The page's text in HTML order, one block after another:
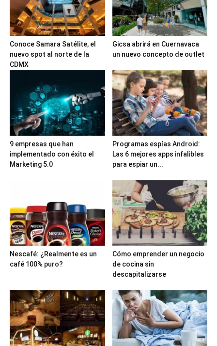
Conoce Samara Satélite, el
nuevo spot al norte de la
CDMX
Gicsa abrirá en Cuernavaca
un nuevo concepto de outlet
9 empresas que han
implementado con éxito el
Marketing 5.0
Programas espías Android:
Las 6 mejores apps infalibles
para espiar un...
Nescafé: ¿Realmente es un
café 100% puro?
Cómo emprender un negocio
de cocina sin
descapitalizarse